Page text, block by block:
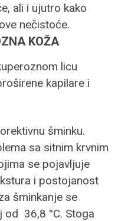
ali i ujutro kako
nečistoće.
KOŽA
licu
kapilare i
šminku.
sa sitnim krvnim
se pojavljuje
i postojanost
šminkanje se
od 36,8 °C. Stoga